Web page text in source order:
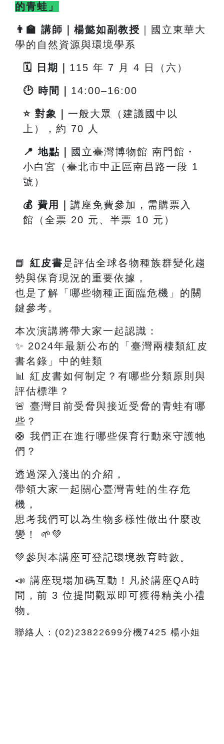
的青蛙」
👨 🏫 講師｜楊懿如副教授 ｜國立東華大
學的自然資源與環境學系
🗓 日期｜ 115 年 7 月 4 日（六）
🕑 時間｜ 14:00–16:00
⭐ 對象｜ 一般大眾（建議國中以
上），約 70 人
📍 地點｜
國立臺灣博物館 南門館・
小白宮（臺北市中正區南昌路一段 1
號）
💰 費用｜ 講座免費參加，需購票入
館（全票 20 元、半票 10 元）
📘 紅皮書是評估全球各物種族群變化趨
勢與保育現況的重要依據，
也是了解「哪些物種正面臨危機」的關
鍵參考。
本次演講將帶大家一起認識：
✨ 2024年最新公布的「臺灣兩棲類紅皮
書名錄」中的蛙類
📊
紅皮書如何制定？有哪些分類原則與
評估標準？
🚨 臺灣目前受脅與接近受脅的青蛙有哪
些？
🛟 我們正在進行哪些保育行動來守護牠
們？
透過深入淺出的介紹，
帶領大家一起關心臺灣青蛙的生存危
機，
思考我們可以為生物多樣性做出什麼改
變！ 🌱💚
💚參與本講座可登記環境教育時數。
📣 講座現場加碼互動！凡於講座QA時
間，前 3 位提問觀眾即可獲得精美小禮
物。
聯絡人：(02)23822699分機7425 楊小姐